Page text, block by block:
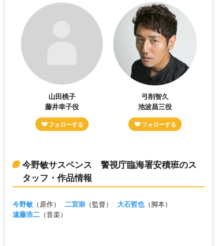
山田桃子
藤井幸子役
弓削智久
池波昌三役
今野敏サスペンス 警視庁臨海署安積班のス
タッフ・作品情報
今野敏 （原作） 二宮崇 （監督） 大石哲也（脚本）
遠藤浩二 （音楽）